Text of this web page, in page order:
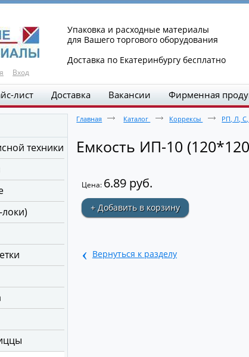
Вход
Упаковка и расходные материалы
для Вашего торгового оборудования
Доставка по Екатеринбургу бесплатно
лист Доставка Вакансии Фирменная
техники
Главная Каталог Коррексы РП, Л,
Емкость ИП-10
Цена: 6.89 руб.
+ Добавить в корзину
‹ Вернуться к разделу